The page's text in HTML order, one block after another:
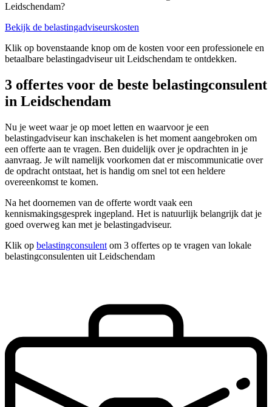
Leidschendam?
Bekijk de belastingadviseurskosten
Klik op bovenstaande knop om de kosten voor een professionele en
betaalbare belastingadviseur uit Leidschendam te ontdekken.
3 offertes voor de beste belastingconsulent
in Leidschendam
Nu je weet waar je op moet letten en waarvoor je een
belastingadviseur kan inschakelen is het moment aangebroken om
een offerte aan te vragen. Ben duidelijk over je opdrachten in je
aanvraag. Je wilt namelijk voorkomen dat er miscommunicatie over
de opdracht ontstaat, het is handig om snel tot een heldere
overeenkomst te komen.
Na het doornemen van de offerte wordt vaak een
kennismakingsgesprek ingepland. Het is natuurlijk belangrijk dat je
goed overweg kan met je belastingadviseur.
Klik op belastingconsulent om 3 offertes op te vragen van lokale
belastingconsulenten uit Leidschendam